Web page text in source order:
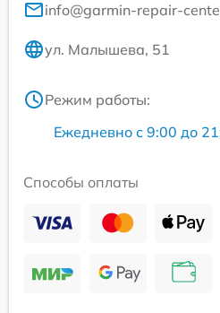
info@garmin-repair-
ул. Малышева, 51
Режим работы:
Ежедневно с 9:00 до
Способы оплаты